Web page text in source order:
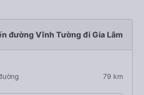
đường Vĩnh Tường đi Gia Lâm
79 km